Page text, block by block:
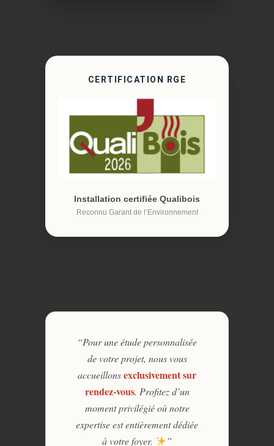
CERTIFICATION RGE
Installation certifiée Qualibois
Reconnu Garant de l’Environnement
“Pour une étude personnalisée
de votre projet, nous vous
accueillonsexclusivement sur
rendez-vous. Profitez d’un
moment privilégié où notre
expertise est entièrement dédiée
à votre foyer.
”